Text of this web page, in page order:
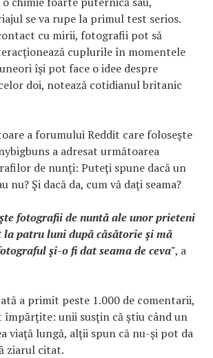
se va rupe la primul test serios.
cu mirii, fotografii pot să
cuplurile în momentele
îşi pot face o idee despre
doi, notează cotidianul britanic
a forumului Reddit care foloseşte
a adresat următoarea
de nunţi: Puteţi spune dacă un
nu? Şi dacă da, cum vă daţi seama?
fotografii de nuntă ale unor prieteni
patru luni după căsătorie şi mă
şi-o fi dat seama de ceva", a
a primit peste 1.000 de comentarii,
unii susţin că ştiu când un
viaţă lungă, alţii spun că nu-şi pot da
ziarul citat.